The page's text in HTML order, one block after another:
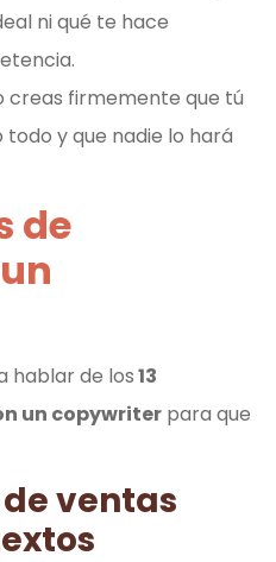
ni qué te hace
creas firmemente que tú
y que nadie lo hará
de
hablar de los13
un copywriter para que
ventas